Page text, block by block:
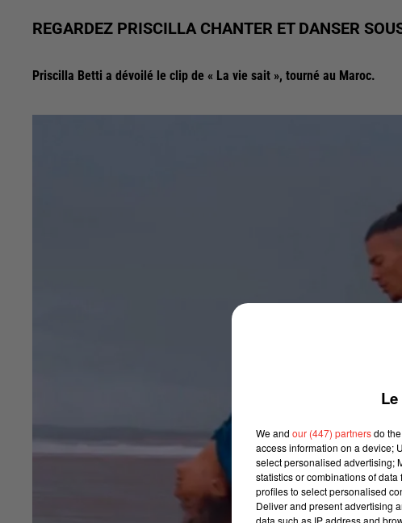
REGARDEZ PRISCILLA CHANTER ET DANSER
Priscilla Betti a dévoilé le clip de « La vie sait », tourné au Maroc.
We and our (447) partnersdo
access information on a device;
select personalised advertising;
statistics or combinations of
profiles to select personalised
Deliver and present advertising
data such as IP address and